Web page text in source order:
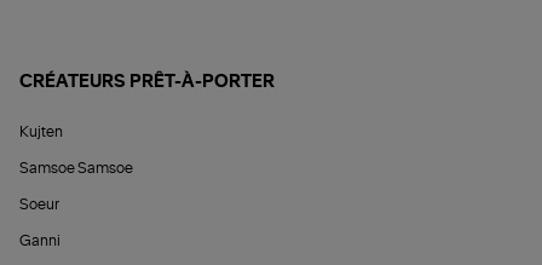
CRÉATEURS PRÊT-À-PORTER
Kujten
Samsoe Samsoe
Soeur
Ganni